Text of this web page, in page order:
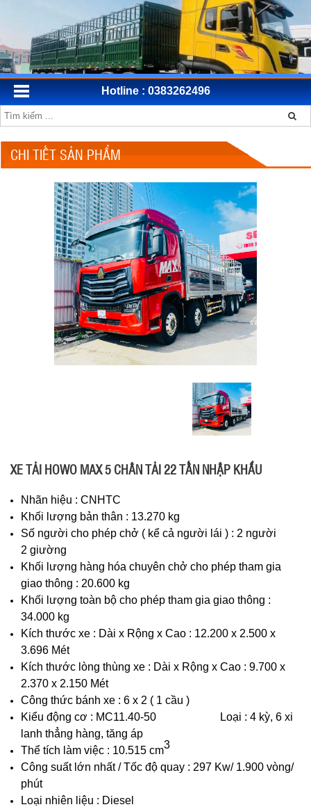
Hotline : 0383262496
CHI TIẾT SẢN PHẨM
XE TẢI HOWO MAX 5 CHÂN TẢI 22 TẤN NHẬP KHẨU
Nhãn hiệu : CNHTC
Khối lượng bản thân : 13.270 kg
Số người cho phép chở ( kể cả người lái ) : 2 người
2 giường
Khối lượng hàng hóa chuyên chở cho phép tham gia
giao thông : 20.600 kg
Khối lượng toàn bộ cho phép tham gia giao thông :
34.000 kg
Kích thước xe : Dài x Rộng x Cao : 12.200 x 2.500 x
3.696 Mét
Kích thước lòng thùng xe : Dài x Rộng x Cao : 9.700 x
2.370 x 2.150 Mét
Công thức bánh xe : 6 x 2 ( 1 cầu )
Kiểu động cơ : MC11.40-50 Loại : 4 kỳ, 6 xi
lanh thẳng hàng, tăng áp
Thể tích làm việc : 10.515 cm3
Công suất lớn nhất / Tốc độ quay : 297 Kw/ 1.900 vòng/
phút
Loại nhiên liệu : Diesel